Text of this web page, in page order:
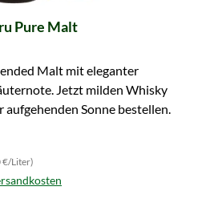
Pure Malt
Malt mit eleganter
Jetzt milden Whisky
aufgehenden Sonne bestellen.
€/Liter)